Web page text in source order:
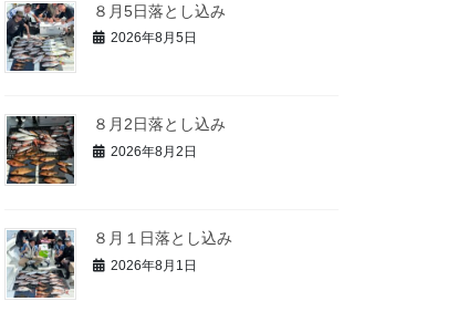
８月5日落とし込み
2026年8月5日
８月2日落とし込み
2026年8月2日
８月１日落とし込み
2026年8月1日